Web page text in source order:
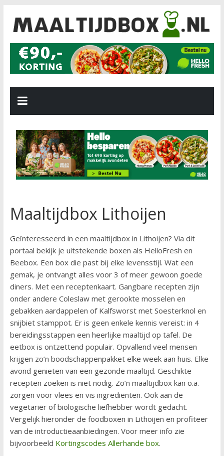
Maaltijdbox Lithoijen
Geïnteresseerd in een maaltijdbox in Lithoijen? Via dit
portaal bekijk je uitstekende boxen als HelloFresh en
Beebox. Een box die past bij elke levensstijl. Wat een
gemak, je ontvangt alles voor 3 of meer gewoon goede
diners. Met een receptenkaart. Gangbare recepten zijn
onder andere Coleslaw met gerookte mosselen en
gebakken aardappelen of Kalfsworst met Soesterknol en
snijbiet stamppot. Er is geen enkele kennis vereist: in 4
bereidingsstappen een heerlijke maaltijd op tafel. De
eetbox is ontzettend populair. Opvallend veel mensen
krijgen zo’n boodschappenpakket elke week aan huis. Elke
avond genieten van een gezonde maaltijd. Geschikte
recepten zoeken is niet nodig. Zo’n maaltijdbox kan o.a.
zorgen voor vlees en vis ingrediënten. Ook aan de
vegetariër of biologische liefhebber wordt gedacht.
Vergelijk hieronder de foodboxen in Lithoijen en profiteer
van de introductieaanbiedingen. Voor meer info zie
bijvoorbeeld Kortingscodes Allerhande box.